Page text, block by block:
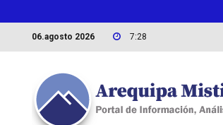
06.agosto 2026 7:28